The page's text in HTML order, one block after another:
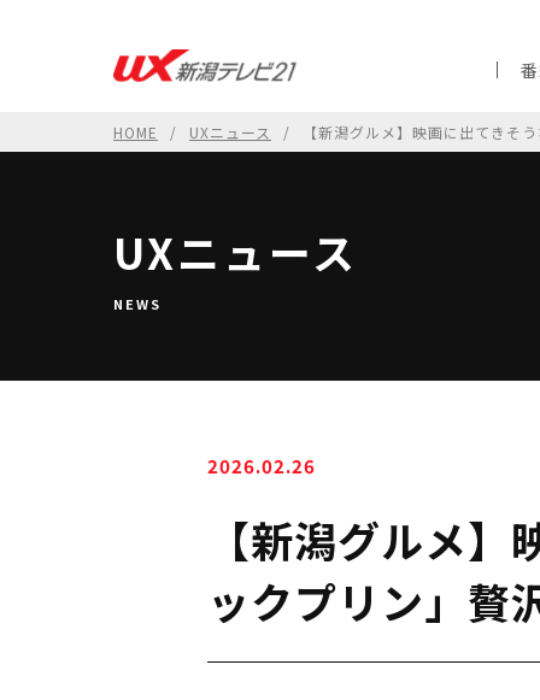
HOME UXニュース 【新潟グルメ】映画に出てきそ
UXニュース
NEWS
2026.02.26
【新潟グルメ
ックプリン」贅